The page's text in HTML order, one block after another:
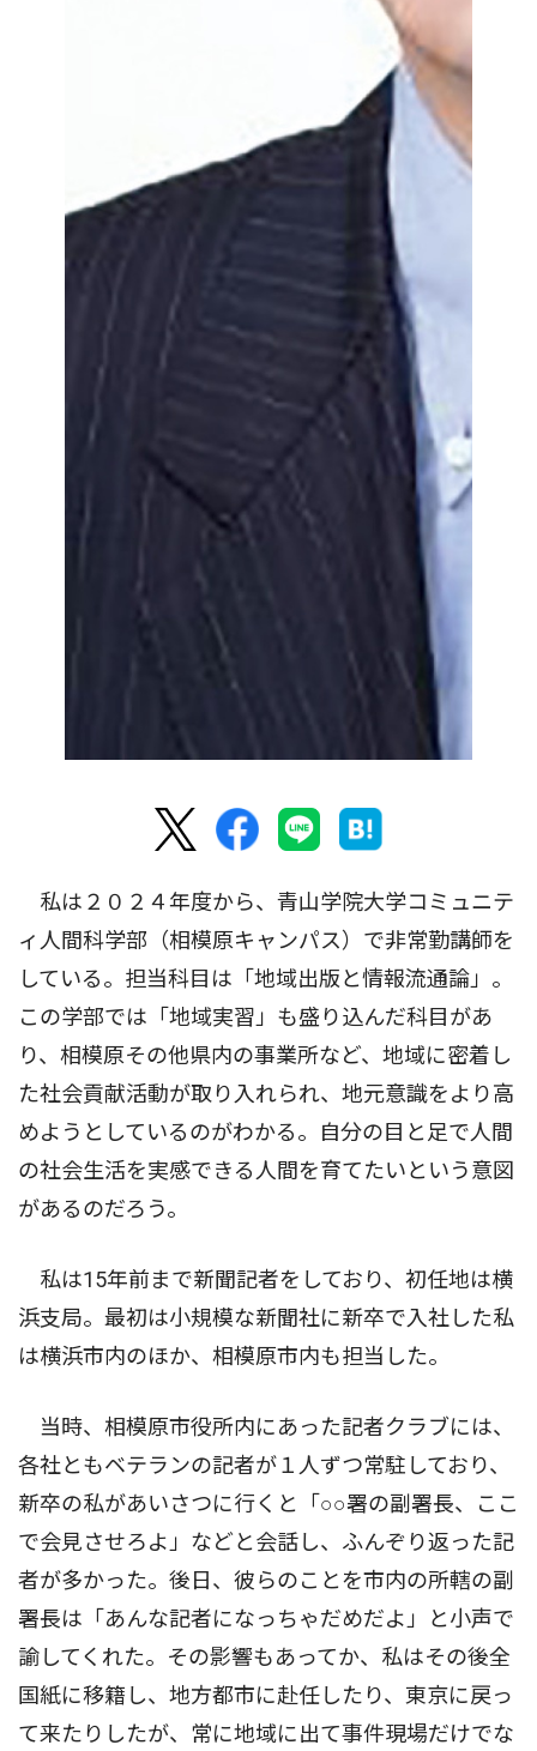
私は２０２４年度から、青山学院大学コミュニテ
ィ人間科学部（相模原キャンパス）で非常勤講師を
している。担当科目は「地域出版と情報流通論」。
この学部では「地域実習」も盛り込んだ科目があ
り、相模原その他県内の事業所など、地域に密着し
た社会貢献活動が取り入れられ、地元意識をより高
めようとしているのがわかる。自分の目と足で人間
の社会生活を実感できる人間を育てたいという意図
があるのだろう。
私は15年前まで新聞記者をしており、初任地は横
浜支局。最初は小規模な新聞社に新卒で入社した私
は横浜市内のほか、相模原市内も担当した。
当時、相模原市役所内にあった記者クラブには、
各社ともベテランの記者が１人ずつ常駐しており、
新卒の私があいさつに行くと「○○署の副署長、ここ
で会見させろよ」などと会話し、ふんぞり返った記
者が多かった。後日、彼らのことを市内の所轄の副
署長は「あんな記者になっちゃだめだよ」と小声で
諭してくれた。その影響もあってか、私はその後全
国紙に移籍し、地方都市に赴任したり、東京に戻っ
て来たりしたが、常に地域に出て事件現場だけでな